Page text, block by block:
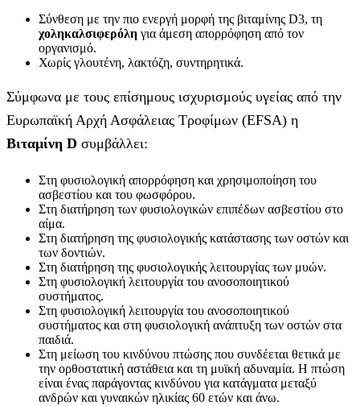
Σύνθεση με την πιο ενεργή μορφή της βιταμίνης D3, τη
χοληκαλσιφερόλη για άμεση απορρόφηση από τον
οργανισμό.
Χωρίς γλουτένη, λακτόζη, συντηρητικά.
Σύμφωνα με τους επίσημους ισχυρισμούς υγείας από την
Ευρωπαϊκή Αρχή Ασφάλειας Τροφίμων (EFSA) η
Βιταμίνη D συμβάλλει:
Στη φυσιολογική απορρόφηση και χρησιμοποίηση του
ασβεστίου και του φωσφόρου.
Στη διατήρηση των φυσιολογικών επιπέδων ασβεστίου στο
αίμα.
Στη διατήρηση της φυσιολογικής κατάστασης των οστών και
των δοντιών.
Στη διατήρηση της φυσιολογικής λειτουργίας των μυών.
Στη φυσιολογική λειτουργία του ανοσοποιητικού
συστήματος.
Στη φυσιολογική λειτουργία του ανοσοποιητικού
συστήματος και στη φυσιολογική ανάπτυξη των οστών στα
παιδιά.
Στη μείωση του κινδύνου πτώσης που συνδέεται θετικά με
την ορθοστατική αστάθεια και τη μυϊκή αδυναμία. Η πτώση
είναι ένας παράγοντας κινδύνου για κατάγματα μεταξύ
ανδρών και γυναικών ηλικίας 60 ετών και άνω.